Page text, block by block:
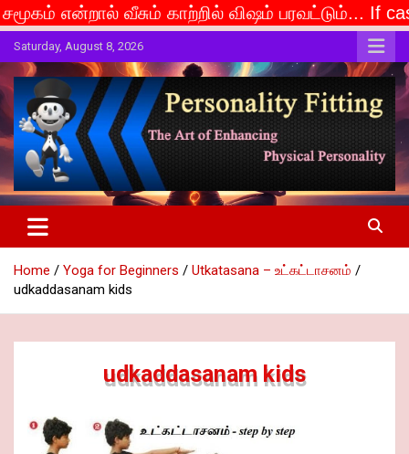
காற்றில் விஷம் பரவட்டும்... If caste is deemed
Skip
to
content
Saturday, August 8, 2026
Personality Fitting
The Art of Enhancing Physical Personality
Home Yoga for Beginners
Utkatasana – உட்கட்டாசனம்
udkaddasanam kids
udkaddasanam kids